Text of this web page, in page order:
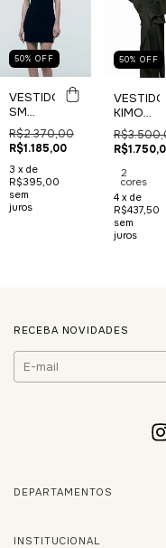
50% OFF
VESTIDO
SM
CREPE
BRUNA
R$2.370,00
R$1.185,00
3 x de
R$395,00
sem
juros
50% OFF
VESTIDO
KIMONO
CETIM
2
cores
4 x de
R$437,50
sem
juros
RECEBA NOVIDADES
DEPARTAMENTOS
INSTITUCIONAL